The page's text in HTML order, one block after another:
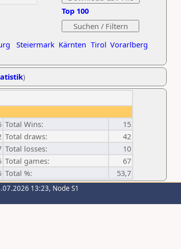
Steiermark Kärnten Tirol Vorarlberg
Top 100
)
Total Wins:
15
Total draws:
42
Total losses:
10
Total games:
67
Total %: 53,7
13:23, Node S1